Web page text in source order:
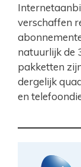
verschaffen
natuurlijk de
pakketten
dergelijk
en